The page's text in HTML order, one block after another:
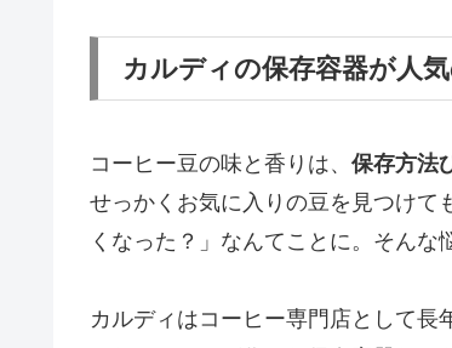
カルディの保存容器が人
コーヒー豆の味と香りは、 保存方法
せっかくお気に入りの豆を見つけ
くなった？」なんてことに。そんな
カルディはコーヒー専門店として